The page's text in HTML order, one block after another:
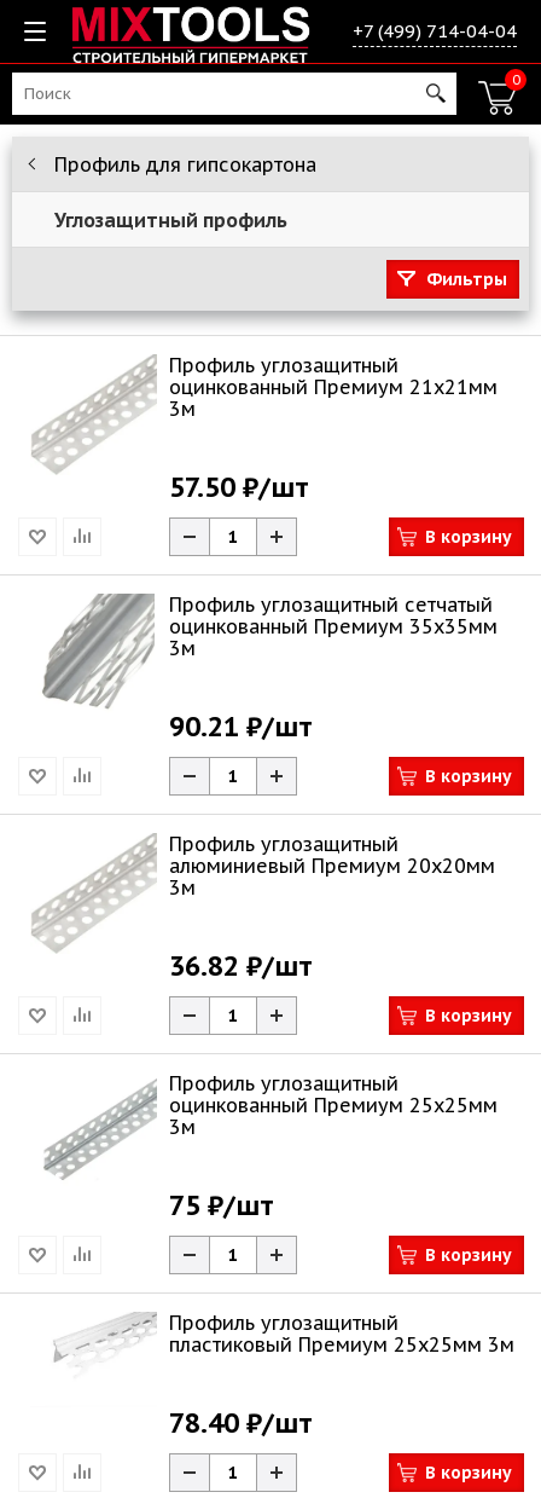
+7 (499) 714-04-04
0
Профиль для гипсокартона
Углозащитный профиль
Фильтры
Профиль углозащитный
оцинкованный Премиум 21х21мм
3м
57.50 ₽/шт
В корзину
Профиль углозащитный сетчатый
оцинкованный Премиум 35х35мм
3м
90.21 ₽/шт
В корзину
Профиль углозащитный
алюминиевый Премиум 20х20мм
3м
36.82 ₽/шт
В корзину
Профиль углозащитный
оцинкованный Премиум 25х25мм
3м
75 ₽/шт
В корзину
Профиль углозащитный
пластиковый Премиум 25х25мм 3м
78.40 ₽/шт
В корзину